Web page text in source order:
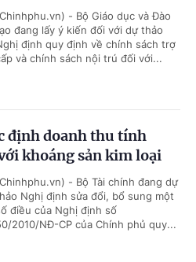
- Bộ Giáo dục và Đào
đang lấy ý kiến đối với dự thảo
định quy định về chính sách trợ
và chính sách nội trú đối với...
định doanh thu tính
khoáng sản kim loại
- Bộ Tài chính đang dự
Nghị định sửa đổi, bổ sung một
điều của Nghị định số
2010/NĐ-CP của Chính phủ quy...